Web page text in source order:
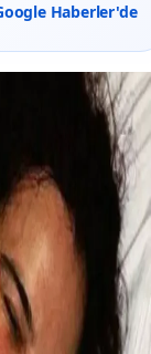
Haberler'de